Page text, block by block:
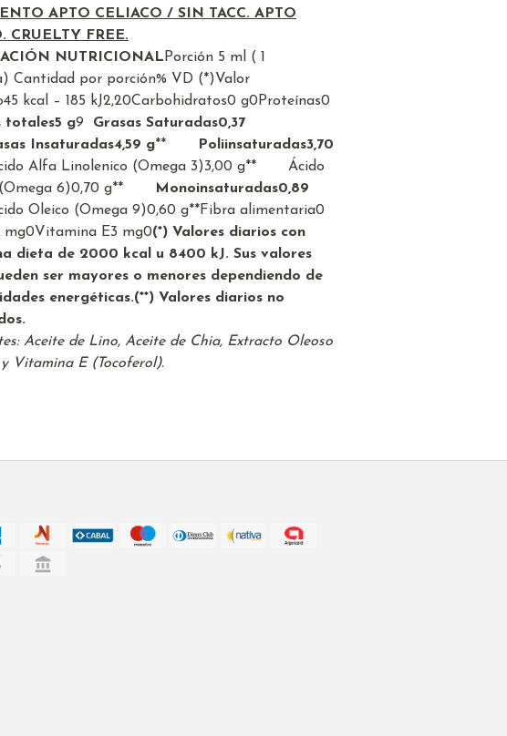
APTO CELIACO / SIN TACC. APTO
CRUELTY FREE.
NUTRICIONAL Porción 5 ml ( 1
Cantidad por porción% VD (*)Valor
45 kcal – 185 kJ2,20Carbohidratos0 g0Proteínas0
totales5 g9 Grasas Saturadas0,37
Insaturadas4,59 g** Poliinsaturadas3,70
Alfa Linolenico (Omega 3)3,00 g** Ácido
6)0,70 g** Monoinsaturadas0,89
Oleico (Omega 9)0,60 g**Fibra alimentaria0
mg0Vitamina E3 mg0(*) Valores diarios con
dieta de 2000 kcal u 8400 kJ. Sus valores
ser mayores o menores dependiendo de
energéticas.(**) Valores diarios no
Aceite de Lino, Aceite de Chia, Extracto Oleoso
Vitamina E (Tocoferol).